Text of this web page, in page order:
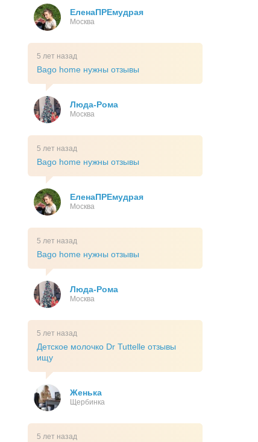
ЕленаПРЕмудрая
Москва
5 лет назад
Bago home нужны отзывы
Люда-Рома
Москва
5 лет назад
Bago home нужны отзывы
ЕленаПРЕмудрая
Москва
5 лет назад
Bago home нужны отзывы
Люда-Рома
Москва
5 лет назад
Детское молочко Dr Tuttelle отзывы
ищу
Женька
Щербинка
5 лет назад